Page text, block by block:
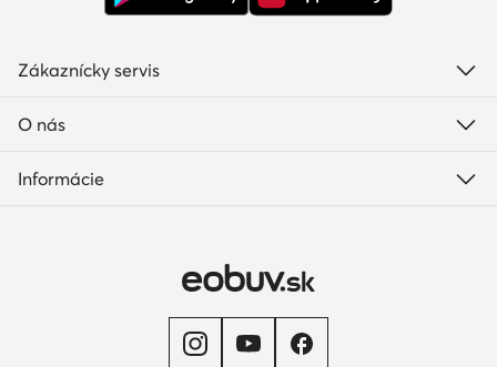
Zákaznícky servis
O nás
Informácie